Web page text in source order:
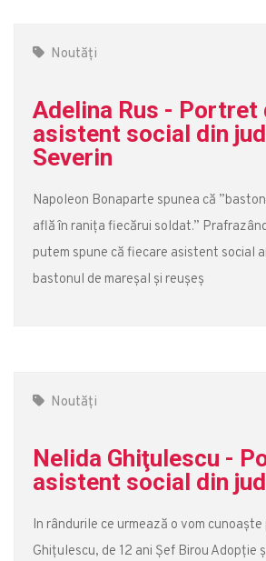
Noutăți
Adelina Rus - Portret
asistent social din
Severin
Napoleon Bonaparte spunea că
află în ranița fiecărui soldat.”
putem spune că fiecare asistent social
bastonul de mareșal și reușeș
Noutăți
Nelida Ghiţulescu -
asistent social din
In rândurile ce urmează o vom cunoaște
Ghițulescu, de 12 ani Șef Birou Adopție